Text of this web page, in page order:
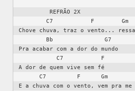
          REFRÃO 2X
         C7           F        Gm               Am
Chove chuva, traz o vento... ressabiando a maré
            C7           F
A dor de quem vive sem fé
       C7         F      Gm                Cm   D7